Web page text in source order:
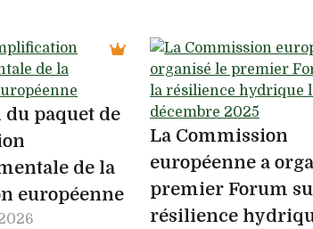
paquet de
de la
européenne
La Commission
européenne a
premier Forum
résilience